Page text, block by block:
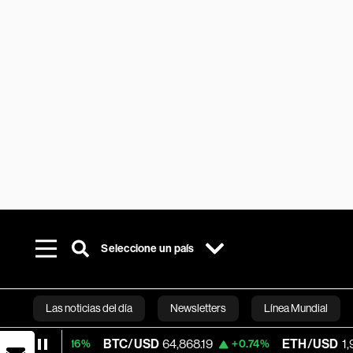
Seleccione un país
Las noticias del día Newsletters Línea Mundial
Bloomberg
BTC/USD 64,868.19 +0.74% ETH/USD 1,913.173